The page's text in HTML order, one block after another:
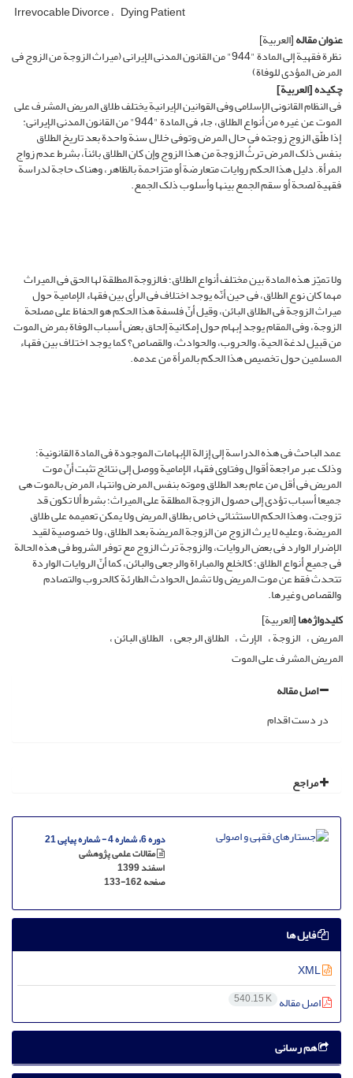
Irrevocable Divorce Dying Patient
عنوان مقاله[العربیة]
نظرة فقهیة إلى المادة "944" من القانون المدنی الإیرانی (میراث الزوجة من الزوج فی
المرض المؤدی للوفاة)
چکیده[العربیة]
فی النظام القانونی الإسلامی وفی القوانین الإیرانیة یختلف طلاق المریض المشرف على
الموت عن غیره من أنواع الطلاق، جاء فی المادة "944" من القانون المدنی الإیرانی:
إذا طلّق الزوج زوجته فی حال المرض وتوفی خلال سنة واحدة بعد تاریخ الطلاق
بنفس ذلک المرض ترثُ الزوجة من هذا الزوج وإن کان الطلاق بائناً، بشرط عدم زواج
المرأة. دلیل هذا الحکم روایات متعارضة أو متزاحمة بالظاهر، وهناک حاجة لدراسة
فقهیة لصحة أو سقم الجمع بینها وأسلوب ذلک الجمع.
ولا تمیّز هذه المادة بین مختلف أنواع الطلاق؛ فالزوجة المطلقة لها الحق فی المیراث
مهما کان نوع الطلاق، فی حین أنّه یوجد اختلاف فی الرأی بین فقهاء الإمامیة حول
میراث الزوجة فی الطلاق البائن، وقیل أنّ فلسفة هذا الحکم هو الحفاظ على مصلحة
الزوجة، وفی المقام یوجد إبهام حول إمکانیة إلحاق بعض أسباب الوفاة بمرض الموت
من قبیل لدغة الحیة، والحروب، والحوادث، والقصاص؟ کما یوجد اختلاف بین فقهاء
المسلمین حول تخصیص هذا الحکم بالمرأة من عدمه.
عمد الباحث فی هذه الدراسة إلى إزالة الإبهامات الموجودة فی المادة القانونیة؛
وذلک عبر مراجعة أقوال وفتاوى فقهاء الإمامیة ووصل إلى نتائج تثبت أنّ موت
المریض فی أقل من عام بعد الطلاق وموته بنفس المرض وانتهاء المرض بالموت هی
جمیعا أسباب تؤدی إلى حصول الزوجة المطلقة على المیراث؛ بشرط ألا تکون قد
تزوجت، وهذا الحکم الاستثنائی خاص بطلاق المریض ولا یمکن تعمیمه على طلاق
المریضة، وعلیه لا یرث الزوج من الزوجة المریضة بعد الطلاق، ولا خصوصیة لقید
الإضرار الوارد فی بعض الروایات، والزوجة ترث الزوج مع توفر الشروط فی هذه الحالة
فی جمیع أنواع الطلاق؛ کالخلع والمباراة والرجعی والبائن، کما أنّ الروایات الواردة
تتحدث فقط عن موت المریض ولا تشمل الحوادث الطارئة کالحروب والتصادم
والقصاص وغیرها.
کلیدواژه‌ها[العربیة]
المریض الزوجة الإرث الطلاق الرجعی الطلاق البائن
المریض المشرف على الموت
اصل مقاله
در دست اقدام
مراجع
دوره 6، شماره 4 - شماره پیاپی 21
مقالات علمی پژوهشی
اسفند 1399
صفحه133-162
فایل ها
اصل مقاله 540.15 K
هم رسانی